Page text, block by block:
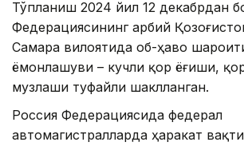
Тўпланиш 2024 йил 12 декабрдан
Федерациясининг Ғарбий
Самара вилоятида об-ҳаво
ёмонлашуви – кучли қор ёғиши,
музлаши туфайли шаклланган.
Россия Федерациясида федерал
автомагистралларда ҳаракат